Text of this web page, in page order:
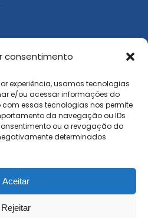
consentimento
experiência, usamos tecnologias
e/ou acessar informações do
essas tecnologias nos permite
da navegação ou IDs
ou a revogação do
determinados
Aceitar
Rejeitar